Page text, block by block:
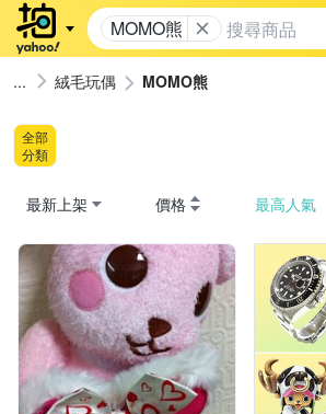
MOMO熊
絨毛玩偶 MOMO熊
全部
分類
最新上架 價格 最高人氣